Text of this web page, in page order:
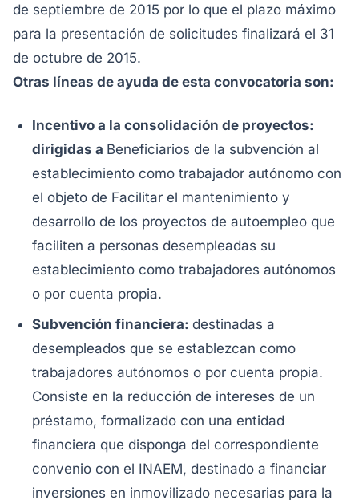
de septiembre de 2015 por lo que el plazo máximo
para la presentación de solicitudes finalizará el 31
de octubre de 2015.
Otras líneas de ayuda de esta convocatoria son:
Incentivo a la consolidación de proyectos:
dirigidas a Beneficiarios de la subvención al
establecimiento como trabajador autónomo con
el objeto de Facilitar el mantenimiento y
desarrollo de los proyectos de autoempleo que
faciliten a personas desempleadas su
establecimiento como trabajadores autónomos
o por cuenta propia.
Subvención financiera: destinadas a
desempleados que se establezcan como
trabajadores autónomos o por cuenta propia.
Consiste en la reducción de intereses de un
préstamo, formalizado con una entidad
financiera que disponga del correspondiente
convenio con el INAEM, destinado a financiar
inversiones en inmovilizado necesarias para la